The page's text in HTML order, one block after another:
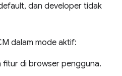
dan developer tidak
dalam mode aktif:
fitur di browser pengguna.